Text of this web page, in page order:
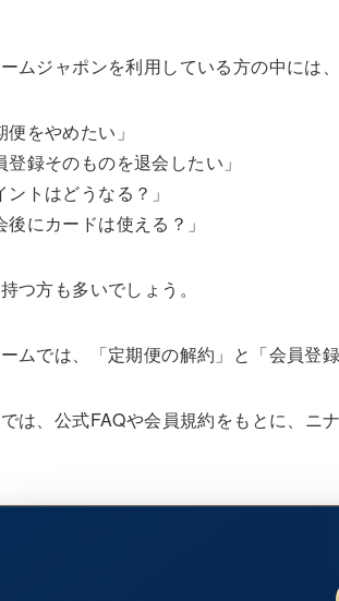
ムジャポンを利用している方の中には
便をやめたい」
登録そのものを退会したい」
ントはどうなる？」
後にカードは使える？」
つ方も多いでしょう。
ムでは、「定期便の解約」と「会員登
は、公式FAQや会員規約をもとに、ニ